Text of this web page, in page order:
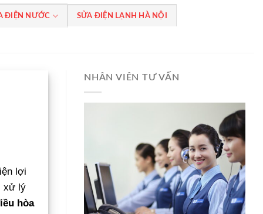
ĐIỆN NƯỚC SỬA ĐIỆN LẠNH HÀ NỘI
lợi
xử lý
hòa
NHÂN VIÊN TƯ VẤN